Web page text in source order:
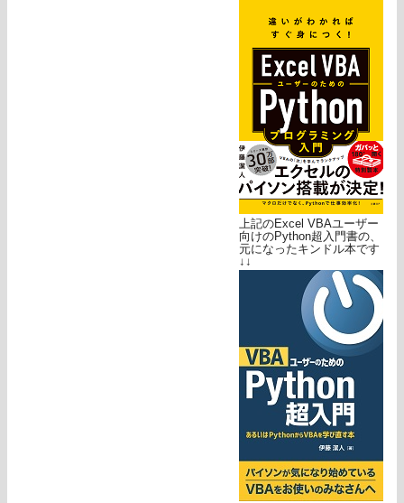
上記のExcel VBAユーザー
向けのPython超入門書の、
元になったキンドル本です
↓↓